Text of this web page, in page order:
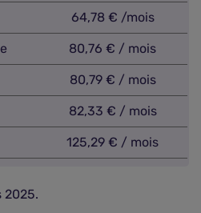
64,78 € /mois
80,76 € / mois
80,79 € / mois
82,33 € / mois
125,29 € / mois
2025.